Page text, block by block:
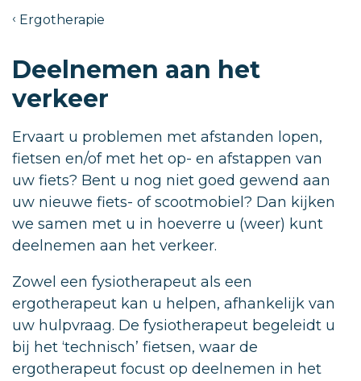
Ergotherapie
Deelnemen aan het
verkeer
Ervaart u problemen met afstanden lopen,
fietsen en/of met het op- en afstappen van
uw fiets? Bent u nog niet goed gewend aan
uw nieuwe fiets- of scootmobiel? Dan kijken
we samen met u in hoeverre u (weer) kunt
deelnemen aan het verkeer.
Zowel een fysiotherapeut als een
ergotherapeut kan u helpen, afhankelijk van
uw hulpvraag. De fysiotherapeut begeleidt u
bij het ‘technisch’ fietsen, waar de
ergotherapeut focust op deelnemen in het